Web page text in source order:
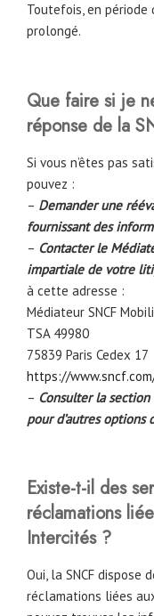
Toutefois, en
prolongé.
Que faire si je
réponse de la
Si vous n’êtes pas
pouvez :
– Demander une
fournissant des
– Contacter le
impartiale de votre
à cette adresse :
Médiateur SNCF
TSA 49980
75839 Paris Cedex 17
https://
– Consulter la
pour d’autres options
Existe-t-il des
réclamations
Intercités ?
Oui, la SNCF dispose
réclamations liées